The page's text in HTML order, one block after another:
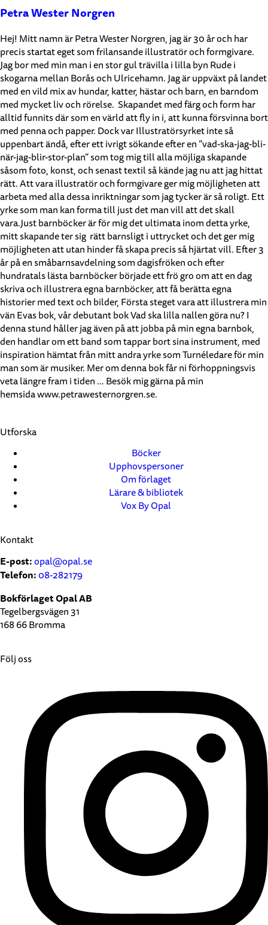
Petra Wester Norgren
Hej! Mitt namn är Petra Wester Norgren, jag är 30 år och har
precis startat eget som frilansande illustratör och formgivare.
Jag bor med min man i en stor gul trävilla i lilla byn Rude i
skogarna mellan Borås och Ulricehamn. Jag är uppväxt på landet
med en vild mix av hundar, katter, hästar och barn, en barndom
med mycket liv och rörelse. Skapandet med färg och form har
alltid funnits där som en värld att fly in i, att kunna försvinna bort
med penna och papper. Dock var Illustratörsyrket inte så
uppenbart ändå, efter ett ivrigt sökande efter en “vad-ska-jag-bli-
när-jag-blir-stor-plan” som tog mig till alla möjliga skapande
såsom foto, konst, och senast textil så kände jag nu att jag hittat
rätt. Att vara illustratör och formgivare ger mig möjligheten att
arbeta med alla dessa inriktningar som jag tycker är så roligt. Ett
yrke som man kan forma till just det man vill att det skall
vara.Just barnböcker är för mig det ultimata inom detta yrke,
mitt skapande ter sig rätt barnsligt i uttrycket och det ger mig
möjligheten att utan hinder få skapa precis så hjärtat vill. Efter 3
år på en småbarnsavdelning som dagisfröken och efter
hundratals lästa barnböcker började ett frö gro om att en dag
skriva och illustrera egna barnböcker, att få berätta egna
historier med text och bilder, Första steget vara att illustrera min
vän Evas bok, vår debutant bok Vad ska lilla nallen göra nu? I
denna stund håller jag även på att jobba på min egna barnbok,
den handlar om ett band som tappar bort sina instrument, med
inspiration hämtat från mitt andra yrke som Turnéledare för min
man som är musiker. Mer om denna bok får ni förhoppningsvis
veta längre fram i tiden … Besök mig gärna på min
hemsida www.petrawesternorgren.se.
Utforska
Böcker
Upphovspersoner
Om förlaget
Lärare & bibliotek
Vox By Opal
Kontakt
E-post:opal@opal.se
Telefon:08-282179
Bokförlaget Opal AB
Tegelbergsvägen 31
168 66 Bromma
Följ oss